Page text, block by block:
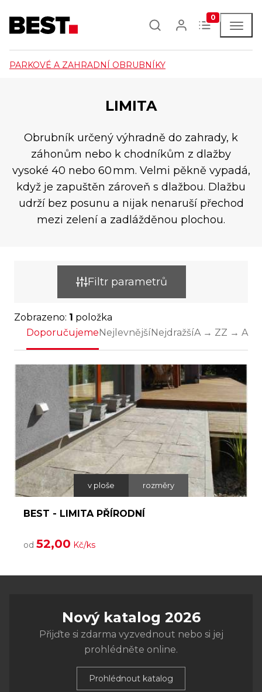
0
PARKOVÉ A ZAHRADNÍ OBRUBNÍKY
LIMITA
Obrubník určený výhradně do zahrady, k
záhonům nebo k chodníkům z dlažby
vysoké 40 nebo 60 mm. Velmi pěkně vypadá,
když je zapuštěn zároveň s dlažbou. Dlažbu
udrží bez posunu a nijak nenaruší přechod
mezi zelení a zadlážděnou plochou.
Filtr parametrů
Zobrazeno: 1 položka
DoporučujemeNejlevnějšíNejdražšíA → ZZ → A
v ploše rozměry
BEST - LIMITA PŘÍRODNÍ
od 52,00 Kč/ks
Nový katalog 2026
Přijďte si zdarma vyzvednout nebo si jej
prohlédněte online.
Prohlédnout katalog